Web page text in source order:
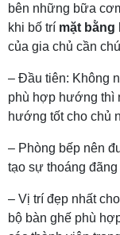
bên những bữa
khi bố trí mặt
của gia chủ cần
– Đầu tiên: Không
phù hợp hướng thì
hướng tốt cho chủ
– Phòng bếp nên
tạo sự thoáng
– Vị trí đẹp nhất
bộ bàn ghế phù